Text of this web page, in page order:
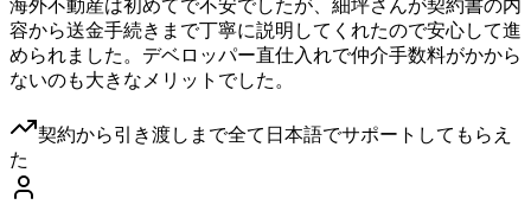
海外不動産は初めてで不安でしたが、細坪さんが契約書の内
容から送金手続きまで丁寧に説明してくれたので安心して進
められました。デベロッパー直仕入れで仲介手数料がかから
ないのも大きなメリットでした。
契約から引き渡しまで全て日本語でサポートしてもらえ
た